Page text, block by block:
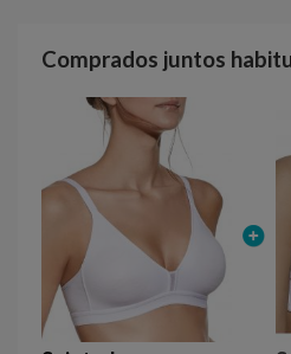
Comprados juntos